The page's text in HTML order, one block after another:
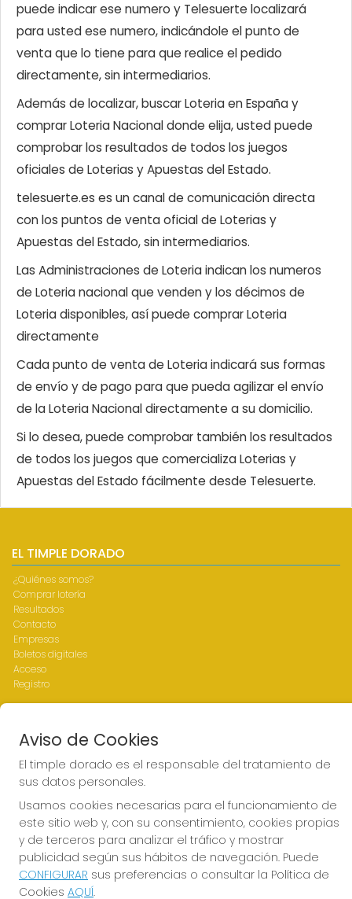
puede indicar ese numero y Telesuerte localizará
para usted ese numero, indicándole el punto de
venta que lo tiene para que realice el pedido
directamente, sin intermediarios.
Además de localizar, buscar Loteria en España y
comprar Loteria Nacional donde elija, usted puede
comprobar los resultados de todos los juegos
oficiales de Loterias y Apuestas del Estado.
telesuerte.es es un canal de comunicación directa
con los puntos de venta oficial de Loterias y
Apuestas del Estado, sin intermediarios.
Las Administraciones de Loteria indican los numeros
de Loteria nacional que venden y los décimos de
Loteria disponibles, así puede comprar Loteria
directamente
Cada punto de venta de Loteria indicará sus formas
de envío y de pago para que pueda agilizar el envío
de la Loteria Nacional directamente a su domicilio.
Si lo desea, puede comprobar también los resultados
de todos los juegos que comercializa Loterias y
Apuestas del Estado fácilmente desde Telesuerte.
EL TIMPLE DORADO
¿Quiénes somos?
Comprar lotería
Resultados
Contacto
Empresas
Boletos digitales
Acceso
Registro
CONTACTO
ADMINISTRACION DE LOTERIAS Nº1-LAS PALMAS - Receptor
Oficial 43700
928317168
web@eltimpledorado.com
Calle Mendizábal 1 - Local 11, Las Palmas de Gran Canaria
Aviso de Cookies
El timple dorado es el responsable del tratamiento de
sus datos personales.
Usamos cookies necesarias para el funcionamiento de
este sitio web y, con su consentimiento, cookies propias
y de terceros para analizar el tráfico y mostrar
publicidad según sus hábitos de navegación. Puede
CONFIGURAR sus preferencias o consultar la Política de
Cookies AQUÍ.